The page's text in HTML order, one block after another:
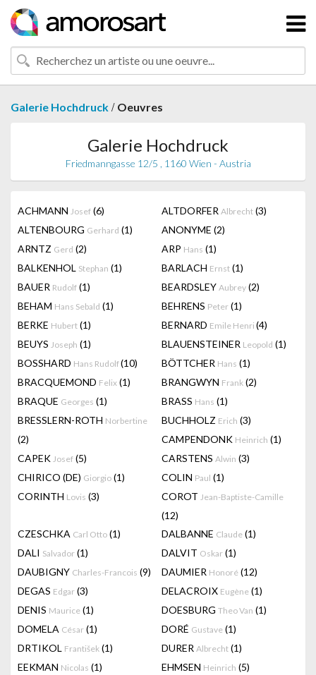
Galerie Hochdruck / Oeuvres
Galerie Hochdruck
Friedmanngasse 12/5 , 1160 Wien - Austria
ACHMANN Josef (6) ALTDORFER Albrecht (3)
ALTENBOURG Gerhard (1) ANONYME (2)
ARNTZ Gerd (2) ARP Hans (1)
BALKENHOL Stephan (1) BARLACH Ernst (1)
BAUER Rudolf (1) BEARDSLEY Aubrey (2)
BEHAM Hans Sebald (1) BEHRENS Peter (1)
BERKE Hubert (1) BERNARD Emile Henri (4)
BEUYS Joseph (1) BLAUENSTEINER Leopold (1)
BOSSHARD Hans Rudolf(10) BÖTTCHER Hans (1)
BRACQUEMOND Felix (1) BRANGWYN Frank (2)
BRAQUE Georges (1) BRASS Hans (1)
BRESSLERN-ROTH Norbertine
(2)
BUCHHOLZ Erich (3)
CAMPENDONK Heinrich (1)
CAPEK Josef (5) CARSTENS Alwin (3)
CHIRICO (DE) Giorgio (1) COLIN Paul (1)
CORINTH Lovis (3) COROT Jean-Baptiste-Camille
(12)
CZESCHKA Carl Otto (1) DALBANNE Claude (1)
DALI Salvador (1) DALVIT Oskar (1)
DAUBIGNY Charles-Francois (9) DAUMIER Honoré (12)
DEGAS Edgar (3) DELACROIX Eugène (1)
DENIS Maurice (1) DOESBURG Theo Van (1)
DOMELA César (1) DORÉ Gustave (1)
DRTIKOL František (1) DURER Albrecht (1)
EEKMAN Nicolas (1) EHMSEN Heinrich (5)